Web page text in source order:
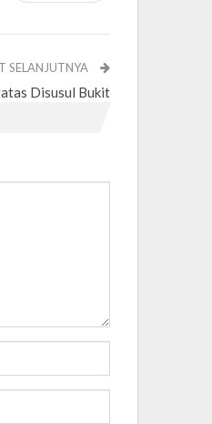
SELANJUTNYA
Disusul Bukit